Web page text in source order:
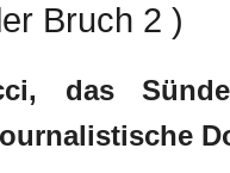
Bruch 2 )
das